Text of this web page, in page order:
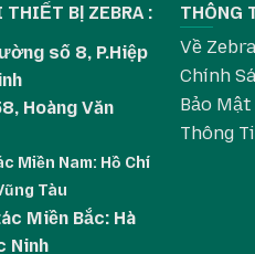
loại decal & ribbon phù hợp
& hậu mãi tận tâm.
toàn quốc, đóng gói cẩn
tem 101x102x100m
– tem
ưu đãi tốt nhất.
BỊ ZEBRA :
số 8, P.Hiệp
Hoàng Văn
Miền Nam: Hồ Chí
Tàu
Miền Bắc: Hà
Ninh
THÔNG
Về
Chính
Bảo
Thông